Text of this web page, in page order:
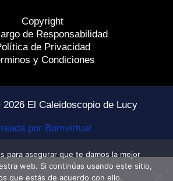
Copyright
de Responsabilidad
de Privacidad
y Condiciones
El Caleidoscopio de Lucy
por Bumvirtual
para asegurar que te damos la mejor
web. Si continúas usando este sitio,
que estás de acuerdo con ello.